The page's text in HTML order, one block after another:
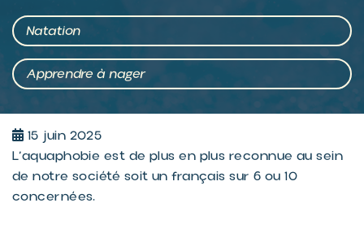
Natation
Apprendre à nager
15 juin 2025
L’aquaphobie est de plus en plus reconnue au sein
de notre société soit un français sur 6 ou 10
concernées.